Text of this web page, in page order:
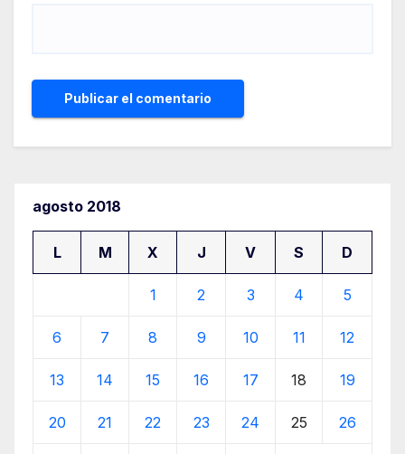
agosto 2018
L M X J V S D
1 2 3 4 5
6 7 8 9 10 11 12
13 14 15 16 17 18 19
20 21 22 23 24 25 26